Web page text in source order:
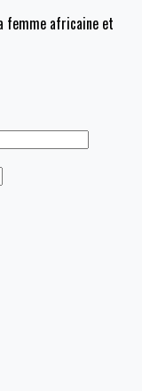
africaine et